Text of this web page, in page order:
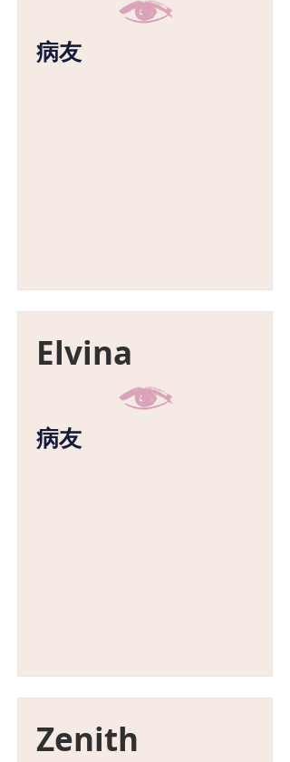
病友
Elvina
病友
Zenith